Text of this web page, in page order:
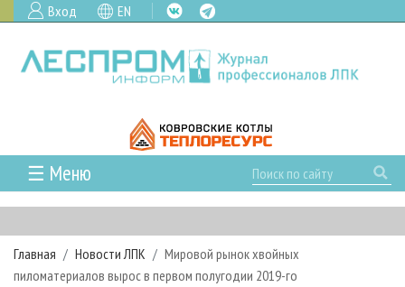
Вход EN
☰ Меню
ГЛАВНАЯ
РУБРИКИ И ТЕМЫ
РУБРИКИ ЖУРНАЛА
НОВОСТИ
Главная Новости ЛПК
Мировой рынок хвойных
пиломатериалов вырос в первом полугодии 2019-го